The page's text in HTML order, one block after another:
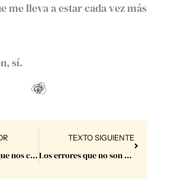
me lleva a estar cada vez más
sí.
Olvidamos porque nos conviene.
TEXTO SIGUIENTE
Los errores que no son errores.
Next